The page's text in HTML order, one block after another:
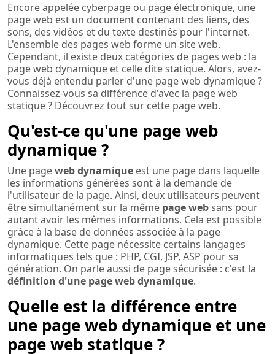
Encore appelée cyberpage ou page électronique, une
page web est un document contenant des liens, des
sons, des vidéos et du texte destinés pour l'internet.
L'ensemble des pages web forme un site web.
Cependant, il existe deux catégories de pages web : la
page web dynamique et celle dite statique. Alors, avez-
vous déjà entendu parler d'une page web dynamique ?
Connaissez-vous sa différence d'avec la page web
statique ? Découvrez tout sur cette page web.
Qu'est-ce qu'une page web
dynamique ?
Une pageweb dynamique est une page dans laquelle
les informations générées sont à la demande de
l'utilisateur de la page. Ainsi, deux utilisateurs peuvent
être simultanément sur la même page websans pour
autant avoir les mêmes informations. Cela est possible
grâce à la base de données associée à la page
dynamique. Cette page nécessite certains langages
informatiques tels que : PHP, CGI, JSP, ASP pour sa
génération. On parle aussi de page sécurisée : c'est la
définition d'une page web dynamique.
Quelle est la différence entre
une page web dynamique et une
page web statique ?